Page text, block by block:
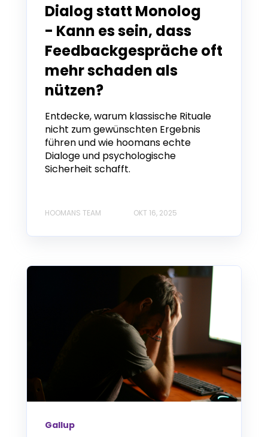
Dialog statt Monolog
- Kann es sein, dass
Feedbackgespräche oft
mehr schaden als
nützen?
Entdecke, warum klassische Rituale
nicht zum gewünschten Ergebnis
führen und wie hoomans echte
Dialoge und psychologische
Sicherheit schafft.
HOOMANS TEAM OKT 16, 2025
Gallup